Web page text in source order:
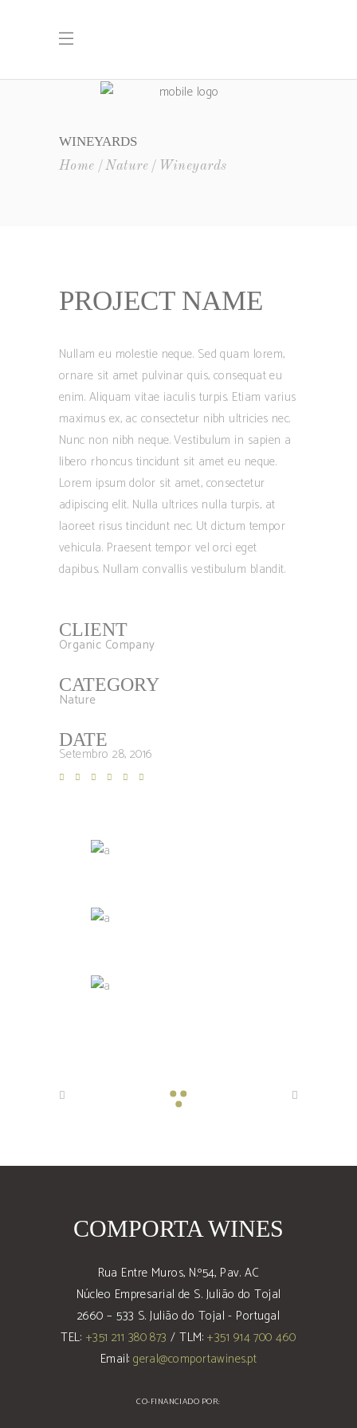
WINEYARDS
Home Nature Wineyards
PROJECT NAME
Nullam eu molestie neque. Sed quam lorem,
ornare sit amet pulvinar quis, consequat eu
enim. Aliquam vitae iaculis turpis. Etiam varius
maximus ex, ac consectetur nibh ultricies nec.
Nunc non nibh neque. Vestibulum in sapien a
libero rhoncus tincidunt sit amet eu neque.
Lorem ipsum dolor sit amet, consectetur
adipiscing elit. Nulla ultrices nulla turpis, at
laoreet risus tincidunt nec. Ut dictum tempor
vehicula. Praesent tempor vel orci eget
dapibus. Nullam convallis vestibulum blandit.
CLIENT
Organic Company
CATEGORY
Nature
DATE
Setembro 28, 2016
COMPORTA WINES
Rua Entre Muros, N.º54, Pav. AC
Núcleo Empresarial de S. Julião do Tojal
2660 – 533 S. Julião do Tojal - Portugal
TEL: +351 211 380 873 / TLM: +351 914 700 460
Email:geral@comportawines.pt
CO-FINANCIADO POR: